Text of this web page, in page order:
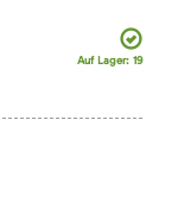
Auf Lager: 19